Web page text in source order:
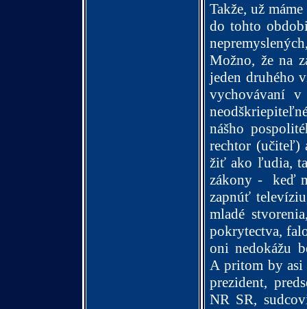
Takže, už
do tohto
Možno, že na
jeden druhého
vychovávaní
nášho
rechtor (učiteľ)
žiť ako ľudia,
zákony -
keď
zapnúť
mladé
pokrytectva,
oni nedokážu
A pritom by asi
prezident,
NR SR,